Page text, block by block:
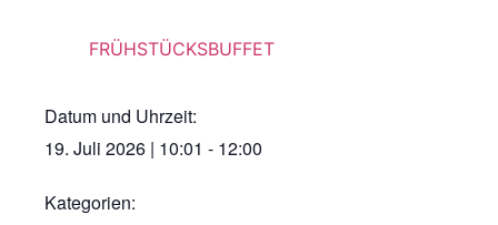
FRÜHSTÜCKSBUFFET
Datum und Uhrzeit:
19. Juli 2026 | 10:01 - 12:00
Kategorien: